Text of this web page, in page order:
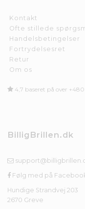
Kontakt
Ofte stillede
Handelsbetingelser
Fortrydelsesret
Retur
Om os
4,7 baseret på over
BilligBrillen.dk
Følg med på
Hundige Strandvej 203
2670 Greve